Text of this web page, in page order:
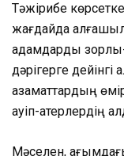
Тәжірибе
жағдайда
адамдарды зорлық-
дәрігерге
азаматтардың
қауіп-қатерлердің
Мәселен,